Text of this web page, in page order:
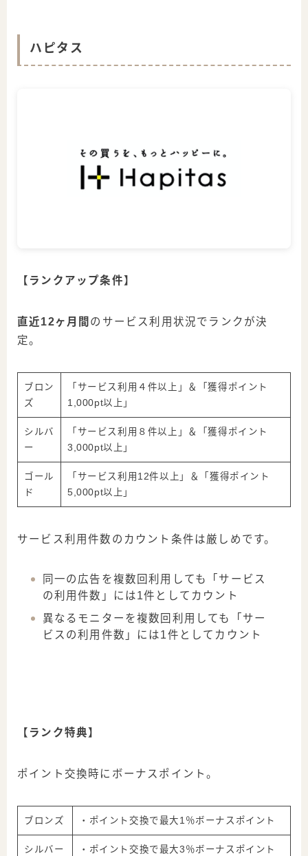
ハピタス
【ランクアップ条件】
直近12ヶ月間 のサービス利用状況でランクが決
定。
ブロン
ズ
「サービス利用 ４件以上」＆「獲得ポイント
1,000pt以上」
シルバ
ー
「サービス利用 ８件以上」＆「獲得ポイント
3,000pt以上」
ゴール
ド
「サービス利用 12件以上」＆「獲得ポイント
5,000pt以上」
サービス利用件数のカウント条件は厳しめです。
同一の広告を複数回利用しても「サービス
の利用件数」には1件としてカウント
異なるモニターを複数回利用しても「サー
ビスの利用件数」には1件としてカウント
【ランク特典】
ポイント交換時にボーナスポイント。
ブロンズ ・ポイント交換で最大 1％ボーナスポイント
シルバー ・ポイント交換で最大3％ボーナスポイント